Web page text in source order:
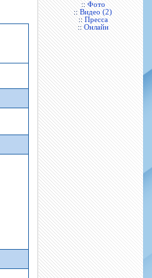
Яндекс Афиша
::Фото
::Видео (2)
::Пресса
::Онлайн